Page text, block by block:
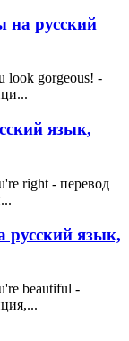
на русский
look gorgeous! -
язык,
right - перевод
русский язык,
beautiful -